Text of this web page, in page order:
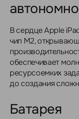
В сердце Apple
чип M2,
обеспечивает
ресурсоемких
до создания
Батарея